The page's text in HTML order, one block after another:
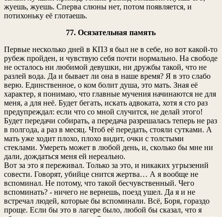
жуешь, жуешь. Сперва слюны нет, потом появляется, и
потихоньку её глотаешь.
77. Осязательная память
Первые несколько дней в КПЗ я был не в себе, но вот какой-то
рубеж пройден, и чувствую себя почти нормально. На свободе
не осталось ни любимой девушки, ни дружбы такой, что не
разлей вода. Да и бывает ли она в наше время? Я в это слабо
верю. Единственное, о ком болит душа, это мать. Зная её
характер, я понимаю, что главные мучения начинаются не для
меня, а для неё. Будет бегать, искать адвоката, хотя я сто раз
предупреждал: если что со мной случится, не делай этого!
Будет передачи собирать, а передача разрешалась теперь не раз
в полгода, а раз в месяц. Чтоб её передать, стояли сутками. А
мать уже ходит плохо, плохо видит, очки с толстыми
стеклами. Умереть может в любой день, и, сколько бы мне ни
дали, дождаться меня ей нереально.
Вот за это я переживал. Только за это, и никаких угрызений
совести. Говорят, убийце снится жертва… А я вообще не
вспоминал. Не потому, что такой бесчувственный. Чего
вспоминать? - ничего не вернешь, поезд ушел. Да я и не
встречал людей, которые бы вспоминали. Всё, Боря, гораздо
проще. Если бы это в лагере было, любой бы сказал, что я